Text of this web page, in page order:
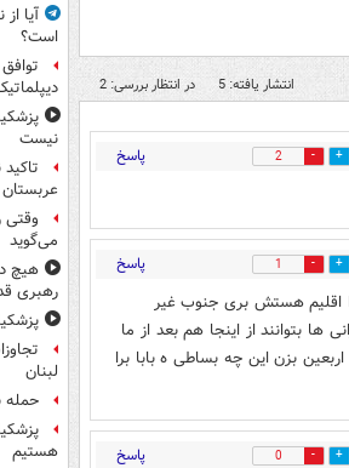
انتشار یافته: 5 در انتظار بررسی: 2
2 پاسخ
1 پاسخ
اقلیم هستش بری جنوب غیر
بتوانند از اینجا هم بعد از ما
بزن این چه بساطی ه بابا برا
0 پاسخ
آیا
است؟
نیست
عربستان
وقتی
می‌گوید
هیچ
رهبری
لبنان
حمله به ۱۵ نفتکش‌
هستیم